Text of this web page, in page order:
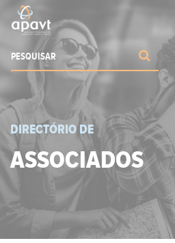
a expandir os seus negócios
DIRECTÓRIO DE
ASSOCIADOS